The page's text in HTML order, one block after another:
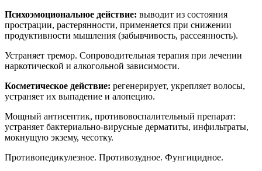
Психоэмоциональное действие: выводит из состояния
прострации, растерянности, применяется при снижении
продуктивности мышления (забывчивость, рассеянность).
Устраняет тремор. Сопроводительная терапия при лечении
наркотической и алкогольной зависимости.
Косметическое действие: регенерирует, укрепляет волосы,
устраняет их выпадение и алопецию.
Мощный антисептик, противовоспалительный препарат:
устраняет бактериально-вирусные дерматиты, инфильтраты,
мокнущую экзему, чесотку.
Противопедикулезное. Противозудное. Фунгицидное.